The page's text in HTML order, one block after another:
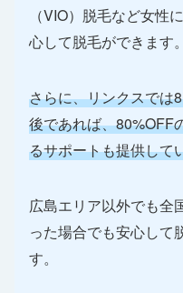
（VIO）脱毛など女性
心して脱毛ができます。
さらに、リンクスでは
後であれば、80%OFF
るサポートも提供して
広島エリア以外でも全
った場合でも安心して
す。